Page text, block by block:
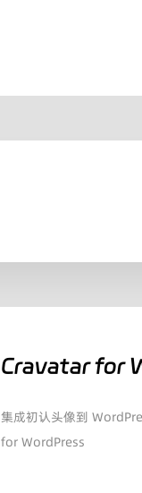
Cravatar for
集成初认头像到
for WordPress